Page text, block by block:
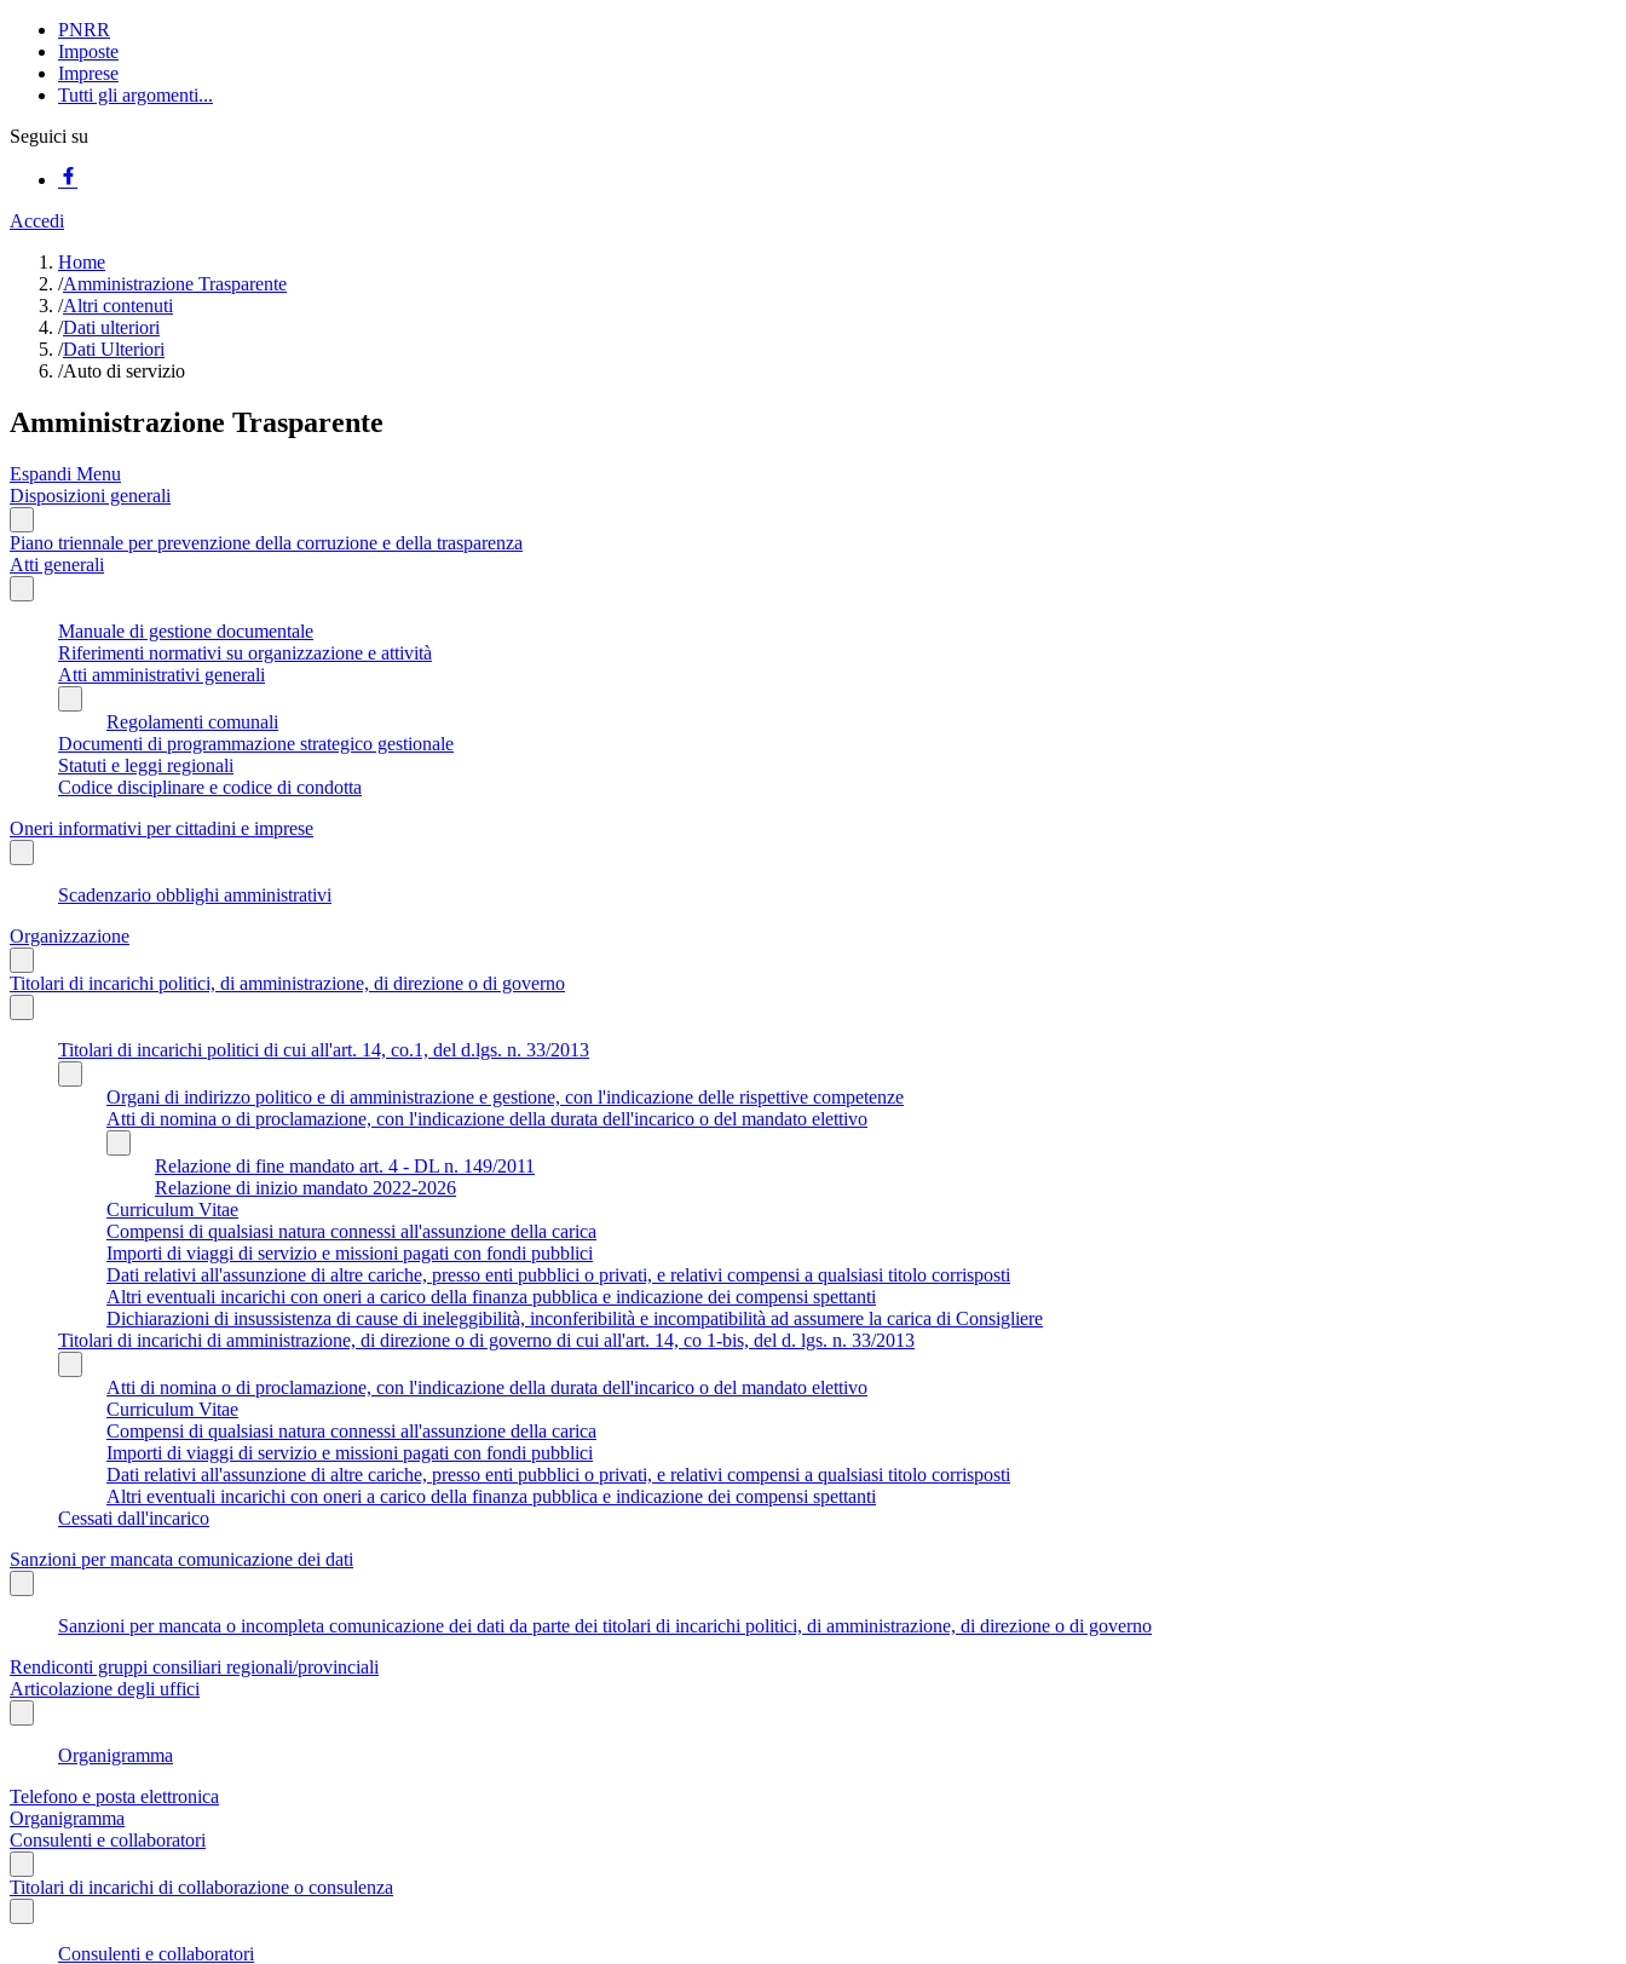
PNRR
Imposte
Imprese
Tutti gli argomenti...
Seguici su
Accedi
Home
/Amministrazione Trasparente
/Altri contenuti
/Dati ulteriori
/Dati Ulteriori
/Auto di servizio
Amministrazione Trasparente
Espandi Menu
Disposizioni generali
Piano triennale per prevenzione della corruzione e della trasparenza
Atti generali
Manuale di gestione documentale
Riferimenti normativi su organizzazione e attività
Atti amministrativi generali
Regolamenti comunali
Documenti di programmazione strategico gestionale
Statuti e leggi regionali
Codice disciplinare e codice di condotta
Oneri informativi per cittadini e imprese
Scadenzario obblighi amministrativi
Organizzazione
Titolari di incarichi politici, di amministrazione, di direzione o di governo
Titolari di incarichi politici di cui all'art. 14, co.1, del d.lgs. n. 33/2013
Organi di indirizzo politico e di amministrazione e gestione, con l'indicazione delle rispettive competenze
Atti di nomina o di proclamazione, con l'indicazione della durata dell'incarico o del mandato elettivo
Relazione di fine mandato art. 4 - DL n. 149/2011
Relazione di inizio mandato 2022-2026
Curriculum Vitae
Compensi di qualsiasi natura connessi all'assunzione della carica
Importi di viaggi di servizio e missioni pagati con fondi pubblici
Dati relativi all'assunzione di altre cariche, presso enti pubblici o privati, e relativi compensi a qualsiasi titolo corrisposti
Altri eventuali incarichi con oneri a carico della finanza pubblica e indicazione dei compensi spettanti
Dichiarazioni di insussistenza di cause di ineleggibilità, inconferibilità e incompatibilità ad assumere la carica di Consigliere
Titolari di incarichi di amministrazione, di direzione o di governo di cui all'art. 14, co 1-bis, del d. lgs. n. 33/2013
Atti di nomina o di proclamazione, con l'indicazione della durata dell'incarico o del mandato elettivo
Curriculum Vitae
Compensi di qualsiasi natura connessi all'assunzione della carica
Importi di viaggi di servizio e missioni pagati con fondi pubblici
Dati relativi all'assunzione di altre cariche, presso enti pubblici o privati, e relativi compensi a qualsiasi titolo corrisposti
Altri eventuali incarichi con oneri a carico della finanza pubblica e indicazione dei compensi spettanti
Cessati dall'incarico
Sanzioni per mancata comunicazione dei dati
Sanzioni per mancata o incompleta comunicazione dei dati da parte dei titolari di incarichi politici, di amministrazione, di direzione o di governo
Rendiconti gruppi consiliari regionali/provinciali
Articolazione degli uffici
Organigramma
Telefono e posta elettronica
Organigramma
Consulenti e collaboratori
Titolari di incarichi di collaborazione o consulenza
Consulenti e collaboratori